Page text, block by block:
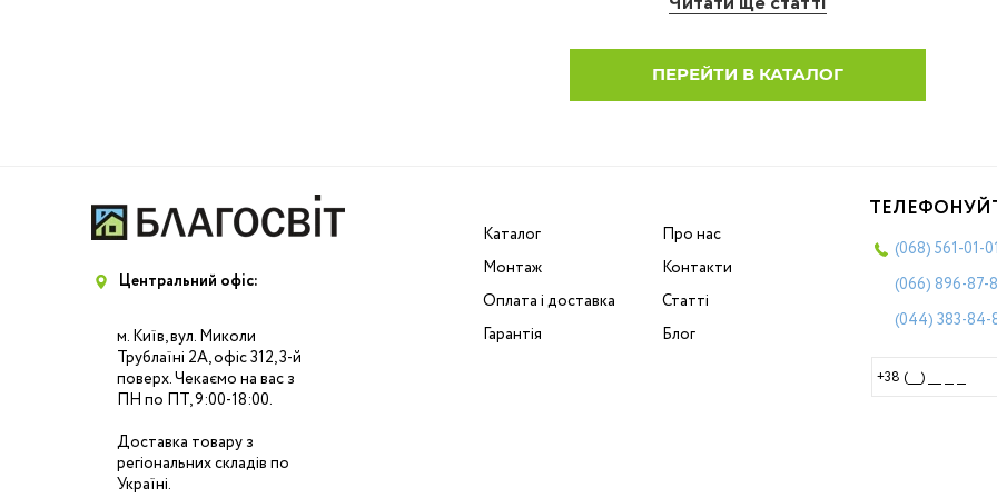
ПЕРЕЙТИ В КАТАЛОГ
Центральний офіс:
м. Київ, вул. Миколи
Трублаїні 2А, офіс 312, 3-й
поверх. Чекаємо на вас з
ПН по ПТ, 9:00-18:00.
Доставка товару з
регіональних складів по
Україні.
Каталог
Монтаж
Оплата і доставка
Гарантія
Про нас
Контакти
Статті
Блог
(068) 561-01-01
(066) 896-87-
(044) 383-84-